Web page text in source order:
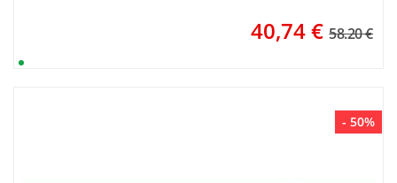
40,74€ 58.20 €
- 50%